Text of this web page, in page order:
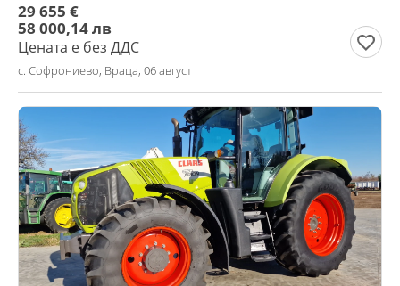
29 655 €
58 000,14 лв
Цената е без ДДС
с. Софрониево, Враца, 06 август